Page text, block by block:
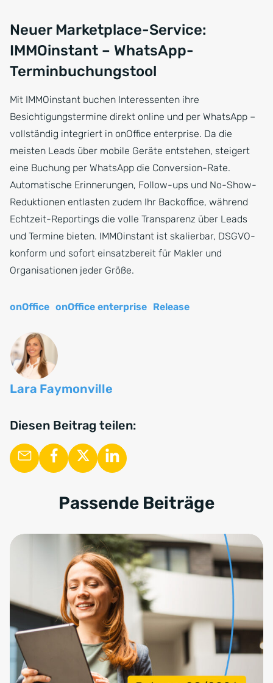
Neuer Marketplace-Service:
IMMOinstant – WhatsApp-
Terminbuchungstool
Mit IMMOinstant buchen Interessenten ihre
Besichtigungstermine direkt online und per WhatsApp –
vollständig integriert in onOffice enterprise. Da die
meisten Leads über mobile Geräte entstehen, steigert
eine Buchung per WhatsApp die Conversion-Rate.
Automatische Erinnerungen, Follow-ups und No-Show-
Reduktionen entlasten zudem Ihr Backoffice, während
Echtzeit-Reportings die volle Transparenz über Leads
und Termine bieten. IMMOinstant ist skalierbar, DSGVO-
konform und sofort einsatzbereit für Makler und
Organisationen jeder Größe.
onOffice onOffice enterprise Release
Lara Faymonville
Diesen Beitrag teilen:
Passende Beiträge